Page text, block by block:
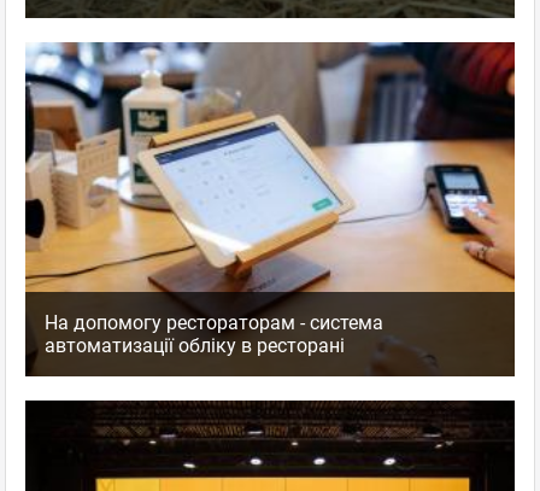
На допомогу рестораторам - система
автоматизації обліку в ресторані